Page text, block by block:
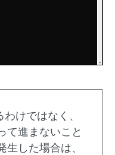
けではなく、
て進まないこと
生した場合は、